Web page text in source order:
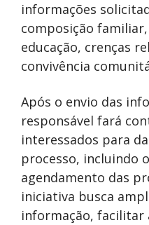
informações
composição
educação, crenças
convivência
Após o envio das
responsável fará
interessados para
processo, incluindo
agendamento das
iniciativa busca
informação, facilitar